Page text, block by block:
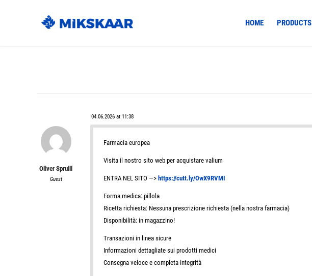
HOME PRODUCTS
04.06.2026 at 11:38
Oliver Spruill
Guest
Farmacia europea
Visita il nostro sito web per acquistare valium
ENTRA NEL SITO —> https://cutt.ly/OwX9RVMI
Forma medica: pillola
Ricetta richiesta: Nessuna prescrizione richiesta (nella nostra farmacia)
Disponibilità: in magazzino!
Transazioni in linea sicure
Informazioni dettagliate sui prodotti medici
Consegna veloce e completa integrità